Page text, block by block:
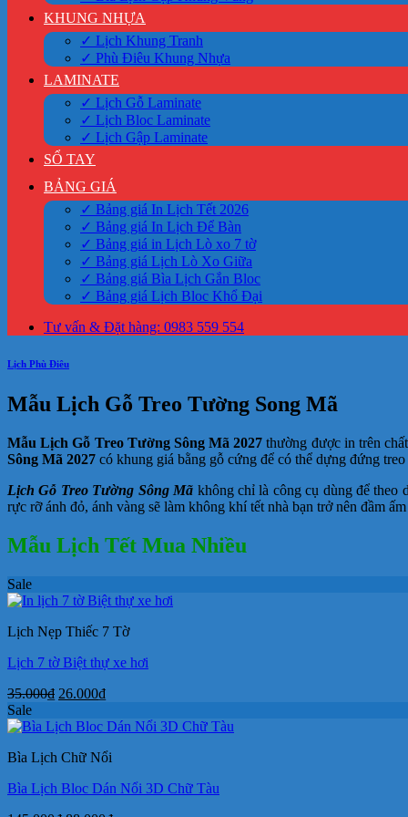
KHUNG NHỰA
✓ Lịch Khung Tranh
✓ Phù Điêu Khung Nhựa
LAMINATE
✓ Lịch Gỗ Laminate
✓ Lịch Bloc Laminate
✓ Lịch Gập Laminate
SỔ TAY
BẢNG GIÁ
✓ Bảng giá In Lịch Tết 2026
✓ Bảng giá In Lịch Để Bàn
✓ Bảng giá in Lịch Lò xo 7 tờ
✓ Bảng giá Lịch Lò Xo Giữa
✓ Bảng giá Bìa Lịch Gắn Bloc
✓ Bảng giá Lịch Bloc Khổ Đại
Tư vấn & Đặt hàng: 0983 559 554
Lịch Phù Điêu
Mẫu Lịch Gỗ Treo Tường Song Mã
Mẫu Lịch Gỗ Treo Tường Sông Mã 2027 thường được in trên
Sông Mã 2027 có khung giá bằng gỗ cứng để có thể dựng đứng
Lịch Gỗ Treo Tường Sông Mã không chỉ là công cụ dùng để theo
rực rỡ ánh đỏ, ánh vàng sẽ làm không khí tết nhà bạn trở nên đầm
Mẫu Lịch Tết Mua Nhiều
Sale
Lịch Nẹp Thiếc 7 Tờ
Lịch 7 tờ Biệt thự xe hơi
35.000₫ Giá
là:
26.000₫Giá
tại
26.000₫.
Sale
Bìa Lịch Chữ Nổi
Bìa Lịch Bloc Dán Nổi 3D Chữ Tàu